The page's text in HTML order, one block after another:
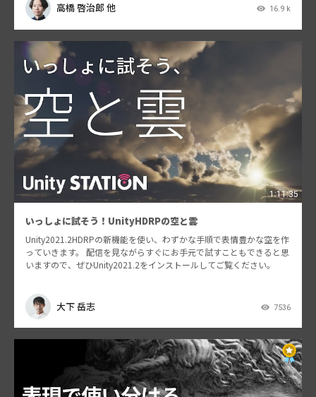
高橋 啓治郎 他 16.9 k
1:11:35
いっしょに試そう！UnityHDRPの空と雲
Unity2021.2HDRPの新機能を使い、わずかな手順で表情豊かな空を作
っていきます。 配信を見ながらすぐにお手元で試すこともできると思
いますので、ぜひUnity2021.2をインストールしてご覧ください。
大下 岳志 7536